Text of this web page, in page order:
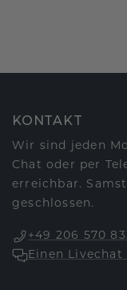
KONTAKT
Wir sind jeden
Chat oder per
erreichbar.
geschlossen.
+49 206 570
Einen Livechat